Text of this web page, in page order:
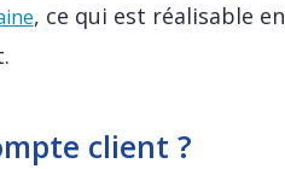
, ce qui est réalisable en
client ?